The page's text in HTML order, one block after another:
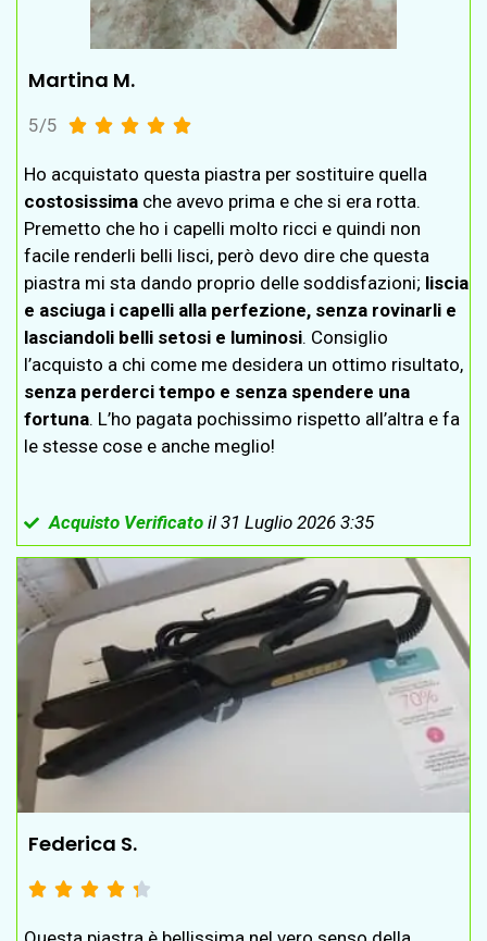
Martina M.
5/5     
Ho acquistato questa piastra per sostituire quella
costosissima che avevo prima e che si era rotta.
Premetto che ho i capelli molto ricci e quindi non
facile renderli belli lisci, però devo dire che questa
piastra mi sta dando proprio delle soddisfazioni; liscia
e asciuga i capelli alla perfezione, senza rovinarli e
lasciandoli belli setosi e luminosi. Consiglio
l’acquisto a chi come me desidera un ottimo risultato,
senza perderci tempo e senza spendere una
fortuna. L’ho pagata pochissimo rispetto all’altra e fa
le stesse cose e anche meglio!
Acquisto Verificatoil 31 Luglio 2026 3:35
Federica S.
    